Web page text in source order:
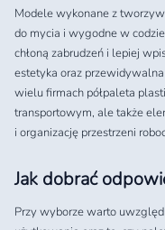
Modele wykonane z
do mycia i wygodne w
chłoną zabrudzeń i lepiej
estetyka oraz
wielu firmach półpaleta
transportowym, ale także
i organizację przestrzeni
Jak dobrać
Przy wyborze warto